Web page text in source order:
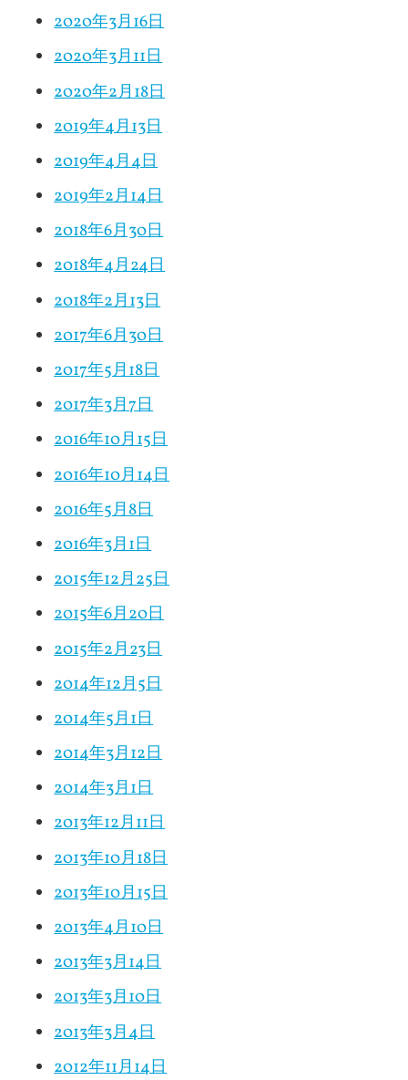
2020年3月16日
2020年3月11日
2020年2月18日
2019年4月13日
2019年4月4日
2019年2月14日
2018年6月30日
2018年4月24日
2018年2月13日
2017年6月30日
2017年5月18日
2017年3月7日
2016年10月15日
2016年10月14日
2016年5月8日
2016年3月1日
2015年12月25日
2015年6月20日
2015年2月23日
2014年12月5日
2014年5月1日
2014年3月12日
2014年3月1日
2013年12月11日
2013年10月18日
2013年10月15日
2013年4月10日
2013年3月14日
2013年3月10日
2013年3月4日
2012年11月14日